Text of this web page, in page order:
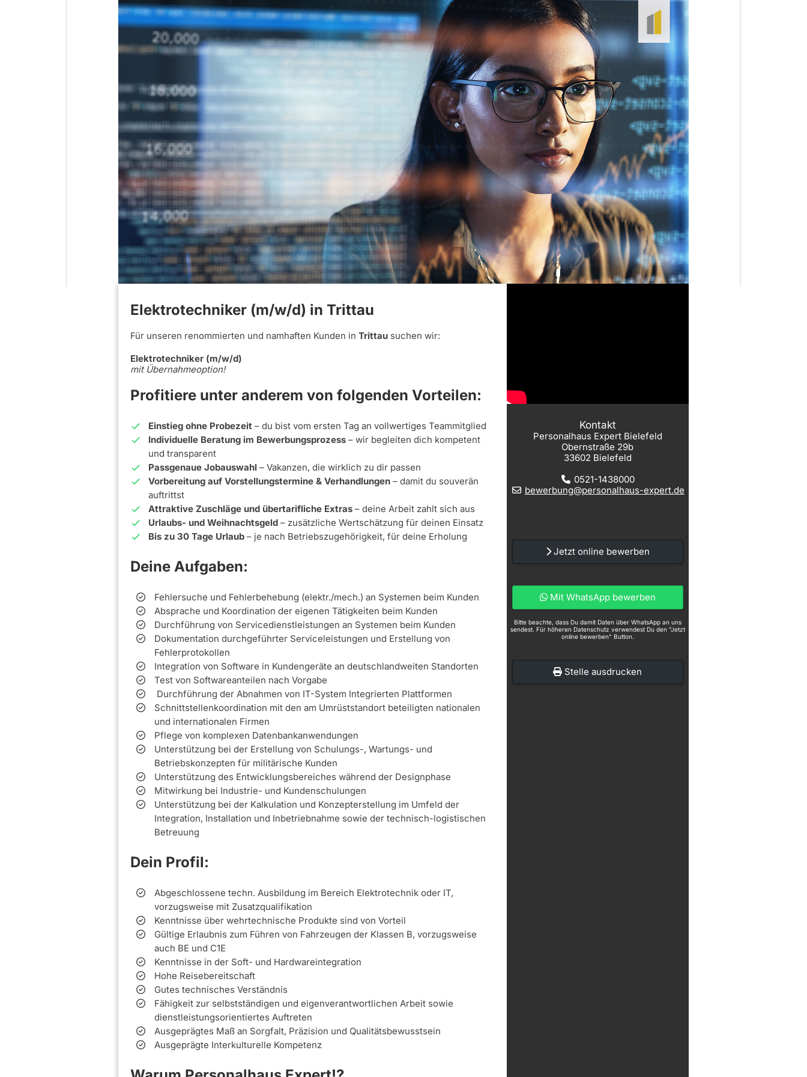
Elektrotechniker (m/w/d) in Trittau
Für unseren renommierten und namhaften Kunden in Trittau suchen wir:
Elektrotechniker (m/w/d)
mit Übernahmeoption!
Profitiere unter anderem von folgenden Vorteilen:
Einstieg ohne Probezeit – du bist vom ersten Tag an vollwertiges Teammitglied
Individuelle Beratung im Bewerbungsprozess – wir begleiten dich kompetent
und transparent
Passgenaue Jobauswahl – Vakanzen, die wirklich zu dir passen
Vorbereitung auf Vorstellungstermine & Verhandlungen – damit du souverän
auftrittst
Attraktive Zuschläge und übertarifliche Extras – deine Arbeit zahlt sich aus
Urlaubs- und Weihnachtsgeld – zusätzliche Wertschätzung für deinen Einsatz
Bis zu 30 Tage Urlaub – je nach Betriebszugehörigkeit, für deine Erholung
Deine Aufgaben:
Fehlersuche und Fehlerbehebung (elektr./mech.) an Systemen beim Kunden
Absprache und Koordination der eigenen Tätigkeiten beim Kunden
Durchführung von Servicedienstleistungen an Systemen beim Kunden
Dokumentation durchgeführter Serviceleistungen und Erstellung von
Fehlerprotokollen
Integration von Software in Kundengeräte an deutschlandweiten Standorten
Test von Softwareanteilen nach Vorgabe
Durchführung der Abnahmen von IT-System Integrierten Plattformen
Schnittstellenkoordination mit den am Umrüststandort beteiligten nationalen
und internationalen Firmen
Pflege von komplexen Datenbankanwendungen
Unterstützung bei der Erstellung von Schulungs-, Wartungs- und
Betriebskonzepten für militärische Kunden
Unterstützung des Entwicklungsbereiches während der Designphase
Mitwirkung bei Industrie- und Kundenschulungen
Unterstützung bei der Kalkulation und Konzepterstellung im Umfeld der
Integration, Installation und Inbetriebnahme sowie der technisch-logistischen
Betreuung
Dein Profil:
Abgeschlossene techn. Ausbildung im Bereich Elektrotechnik oder IT,
vorzugsweise mit Zusatzqualifikation
Kenntnisse über wehrtechnische Produkte sind von Vorteil
Gültige Erlaubnis zum Führen von Fahrzeugen der Klassen B, vorzugsweise
auch BE und C1E
Kenntnisse in der Soft- und Hardwareintegration
Hohe Reisebereitschaft
Gutes technisches Verständnis
Fähigkeit zur selbstständigen und eigenverantwortlichen Arbeit sowie
dienstleistungsorientiertes Auftreten
Ausgeprägtes Maß an Sorgfalt, Präzision und Qualitätsbewusstsein
Ausgeprägte Interkulturelle Kompetenz
Kontakt
Personalhaus Expert Bielefeld
Obernstraße 29b
33602 Bielefeld
0521-1438000
bewerbung@personalhaus-expert.de
Jetzt online bewerben
Mit WhatsApp bewerben
Bitte beachte, dass Du damit Daten über WhatsApp an uns
sendest. Für höheren Datenschutz verwendest Du den "Jetzt
online bewerben" Button.
Stelle ausdrucken